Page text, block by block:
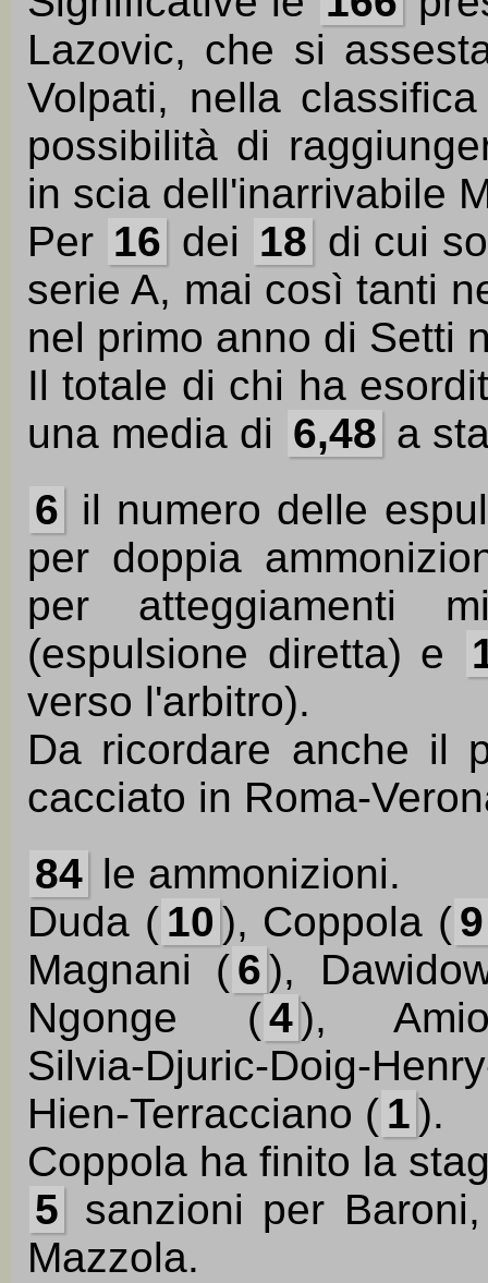
Lazovic, che si
Volpati, nella
possibilità di
in scia dell'inarrivabile
Per 16 dei 18 di cui
serie A, mai così tanti
nel primo anno di Setti
Il totale di chi ha
una media di 6,48 a
6 il numero delle
per doppia
per atteggiamenti
(espulsione diretta) e
verso l'arbitro).
Da ricordare anche il
cacciato in Roma-
84 le ammonizioni.
Duda ( 10 ), Coppola (9
Magnani (6),
Ngonge (4),
Silvia-Djuric-Doig-
Hien-Terracciano ( 1).
Coppola ha finito la
5
sanzioni per
Mazzola.